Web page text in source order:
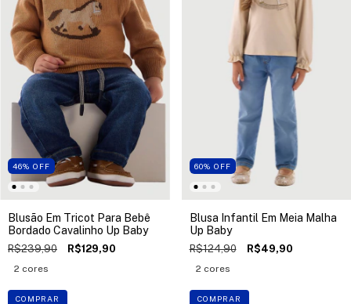
46% OFF
Blusão Em Tricot Para Bebê
Bordado Cavalinho Up Baby
R$239,90 R$129,90
2 cores
COMPRAR
60% OFF
Blusa Infantil Em Meia Malha
Up Baby
R$124,90 R$49,90
2 cores
COMPRAR